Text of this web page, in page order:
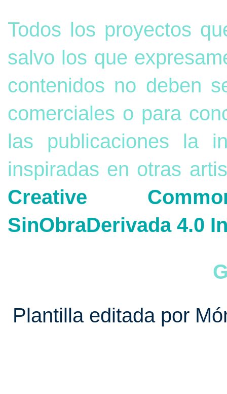
Todos los proyectos
salvo los que
contenidos no deben
comerciales o para
las publicaciones la
inspiradas en otras
Creative
SinObraDerivada 4.0
Plantilla editada por